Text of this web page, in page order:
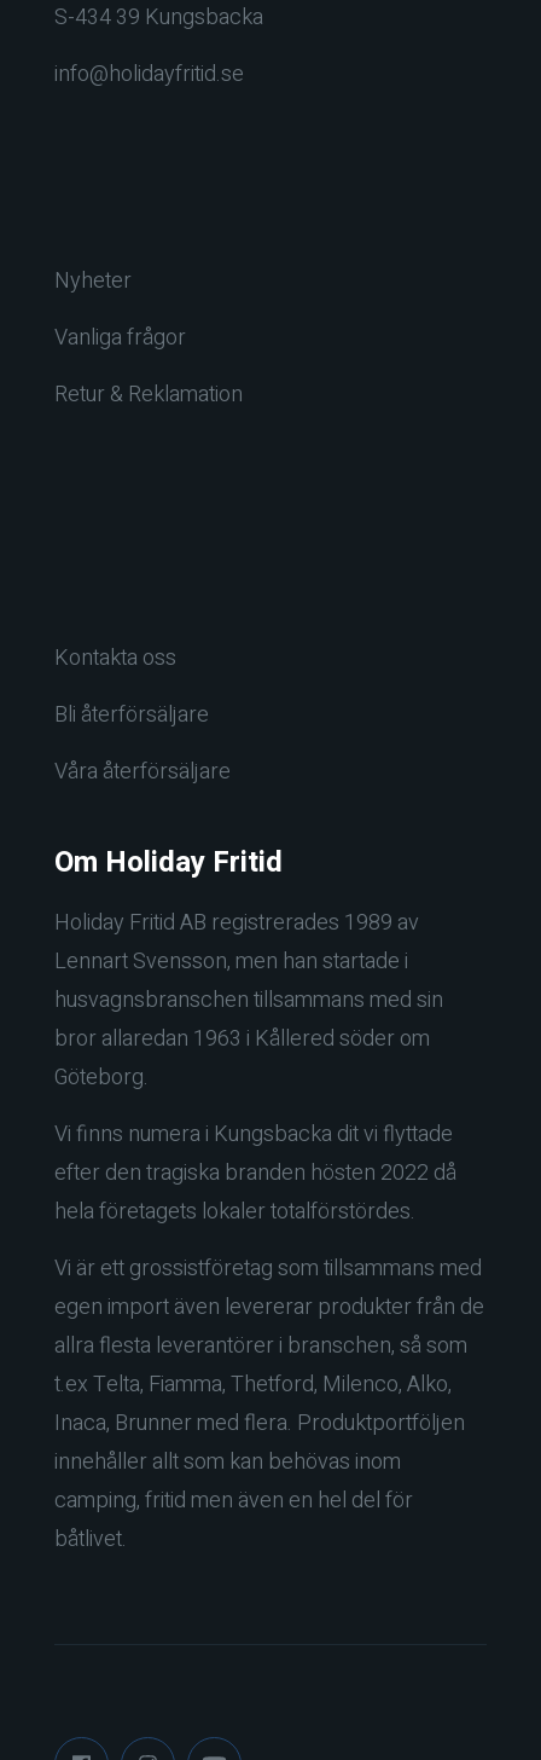
S-434 39 Kungsbacka
info@holidayfritid.se
Nyheter
Vanliga frågor
Retur & Reklamation
Kontakta oss
Bli återförsäljare
Våra återförsäljare
Om Holiday Fritid
Holiday Fritid AB registrerades 1989 av
Lennart Svensson, men han startade i
husvagnsbranschen tillsammans med sin
bror allaredan 1963 i Kållered söder om
Göteborg.
Vi finns numera i Kungsbacka dit vi flyttade
efter den tragiska branden hösten 2022 då
hela företagets lokaler totalförstördes.
Vi är ett grossistföretag som tillsammans med
egen import även levererar produkter från de
allra flesta leverantörer i branschen, så som
t.ex Telta, Fiamma, Thetford, Milenco, Alko,
Inaca, Brunner med flera. Produktportföljen
innehåller allt som kan behövas inom
camping, fritid men även en hel del för
båtlivet.